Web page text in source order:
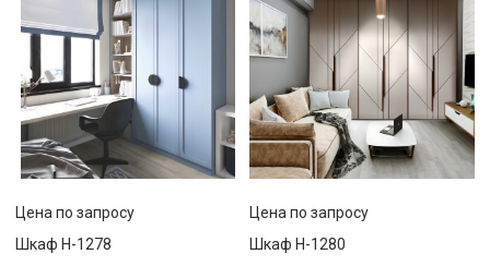
Цена по запросу
Шкаф Н-1278
Цена по запросу
Шкаф Н-1280